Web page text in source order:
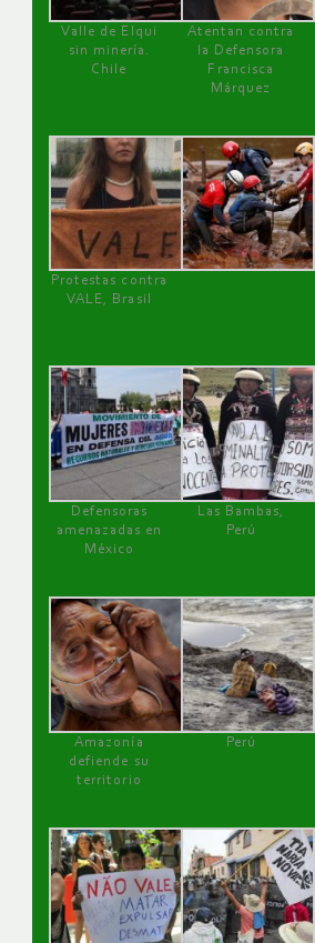
Valle de Elqui
sin minería.
Chile
Atentan contra
la Defensora
Francisca
Márquez
Protestas contra
VALE, Brasil
Defensoras
amenazadas en
México
Las Bambas,
Perú
Amazonía
defiende su
territorio
Perú